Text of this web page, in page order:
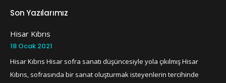
Son Yazılarımız
Hisar Kıbrıs
18 Ocak 2021
Hisar Kıbrıs Hisar sofra sanatı düşüncesiyle yola çıkılmış Hisar
Kıbrıs, sofrasında bir sanat oluşturmak isteyenlerin tercihinde